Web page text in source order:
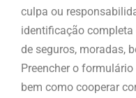
culpa ou
identificação completa
de seguros, moradas,
Preencher o
bem como cooperar